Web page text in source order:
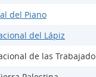
del Piano
del Lápiz
de las